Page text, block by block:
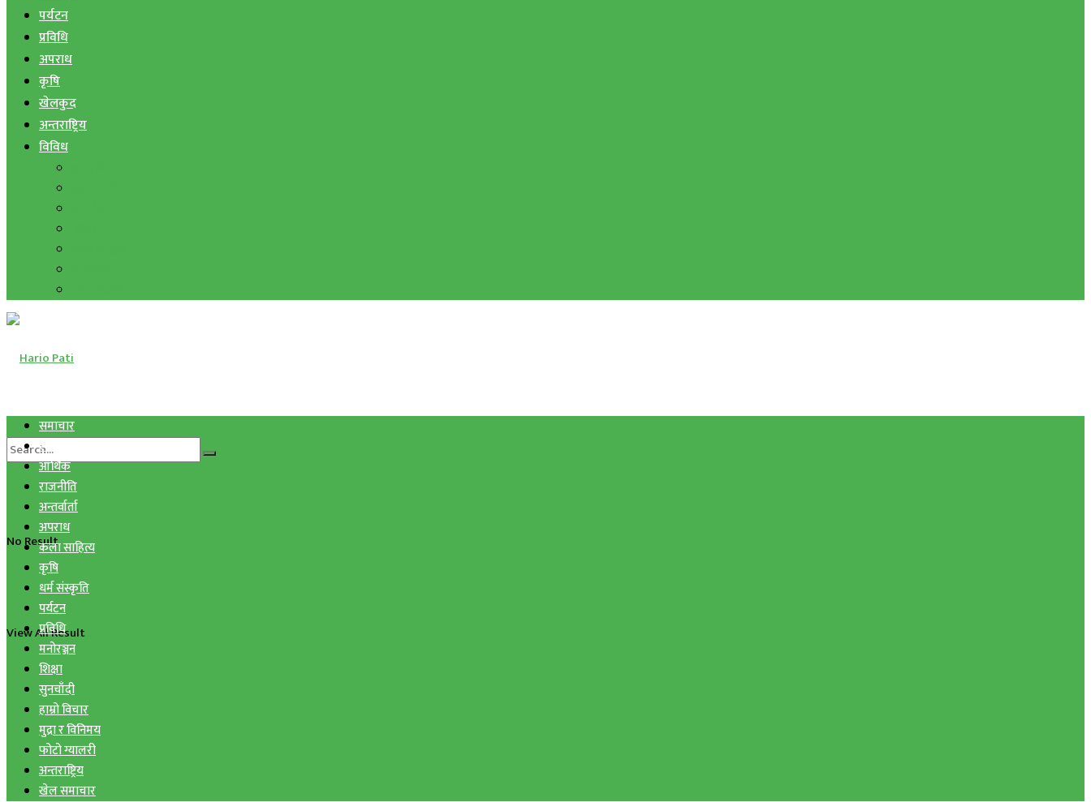
पर्यटन
प्रविधि
अपराध
कृषि
खेलकुद
अन्तराष्ट्रिय
विविध
No Result
View All Result
समाचार
स्वास्थ्य
आर्थिक
राजनीति
अन्तर्वार्ता
अपराध
कला साहित्य
कृषि
धर्म संस्कृति
पर्यटन
प्रविधि
मनोरञ्जन
शिक्षा
सुनचाँदी
हाम्रो विचार
मुद्रा र विनिमय
फोटो ग्यालरी
अन्तराष्ट्रिय
खेल समाचार